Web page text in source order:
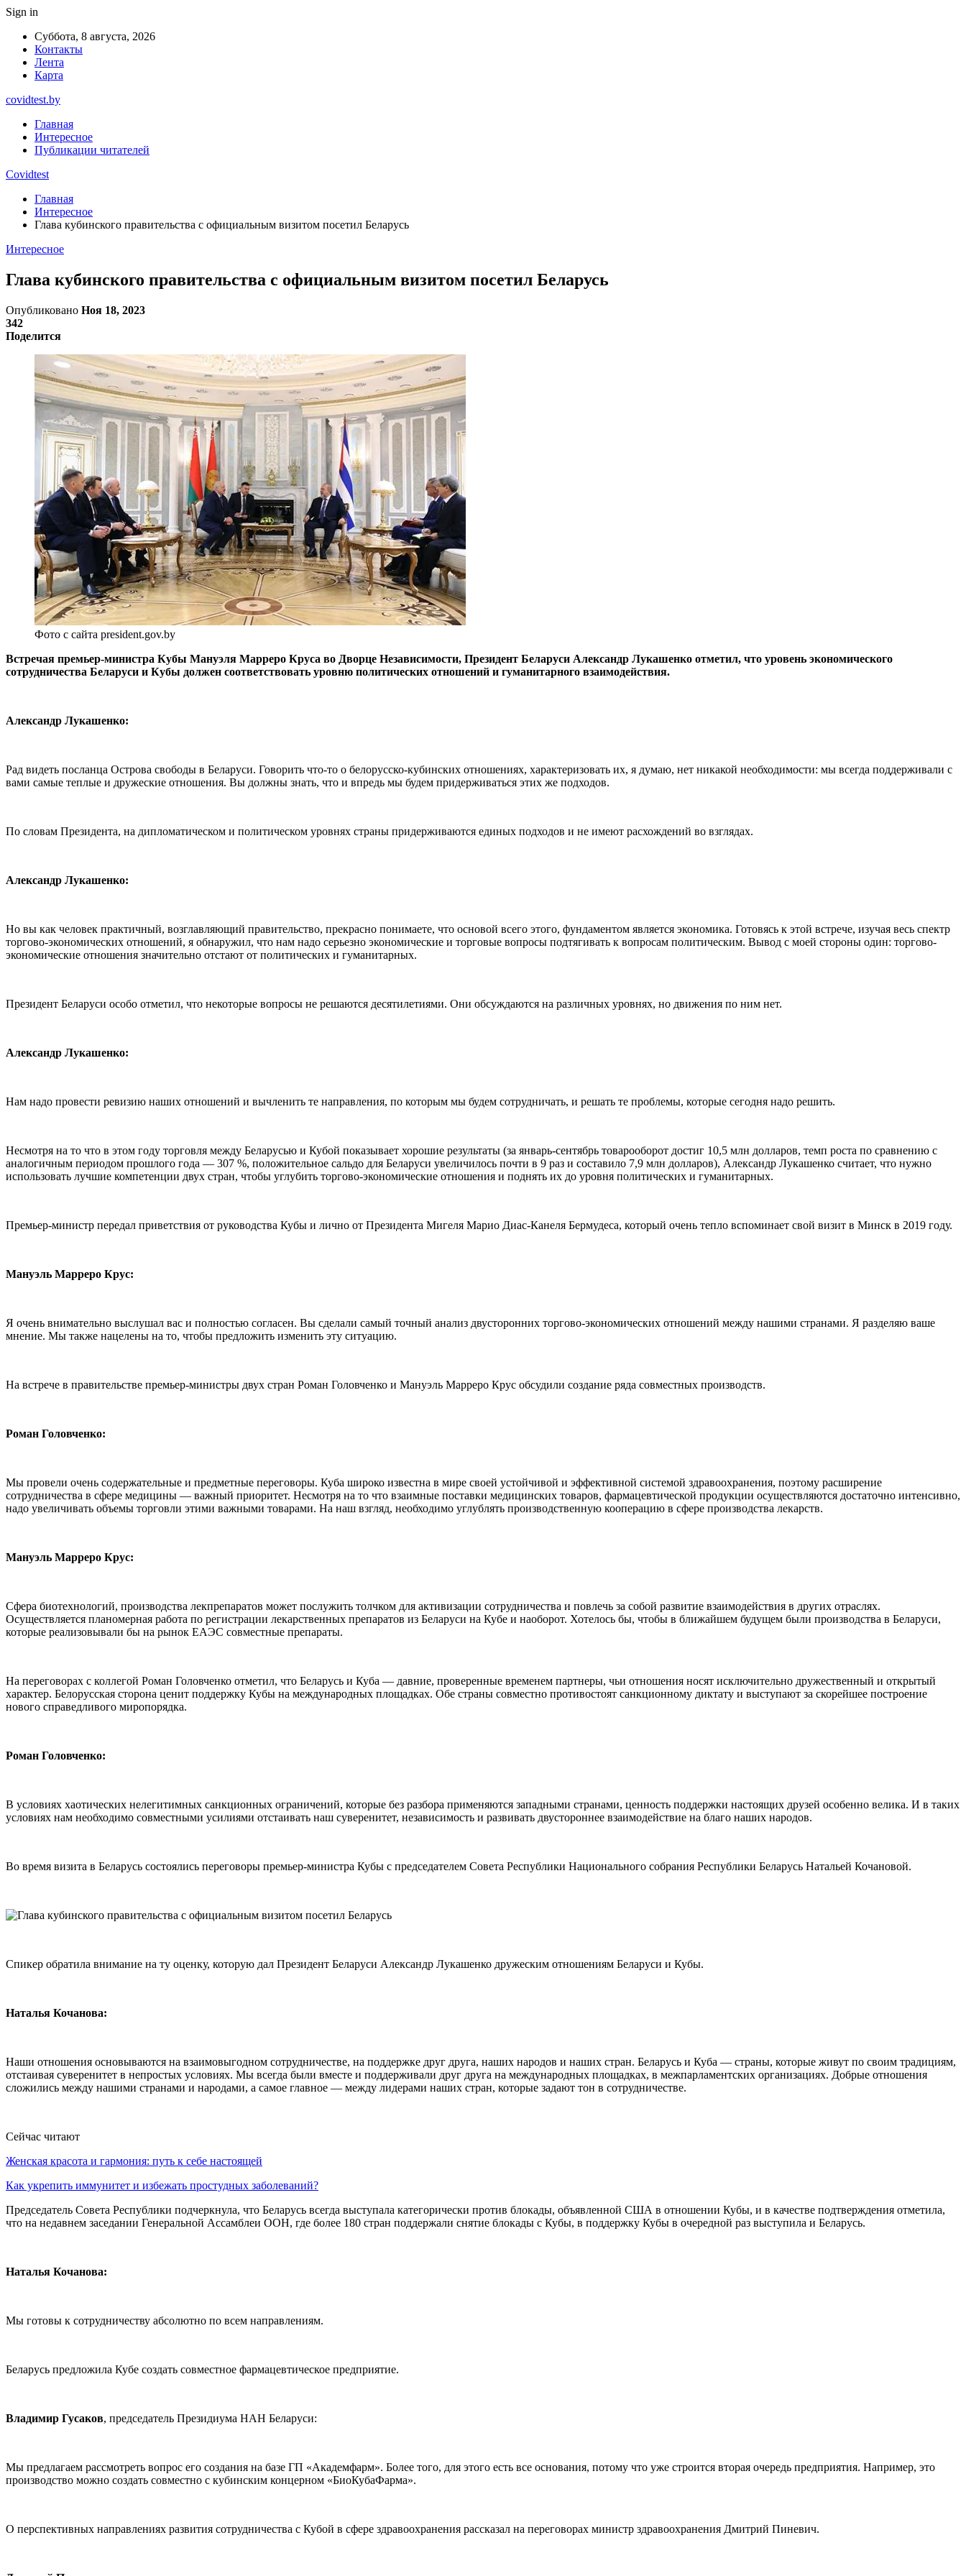
Sign in
Суббота, 8 августа, 2026
Контакты
Лента
Карта
covidtest.by
Главная
Интересное
Публикации читателей
Covidtest
Главная
Интересное
Глава кубинского правительства с официальным визитом посетил Беларусь
Интересное
Глава кубинского правительства с официальным визитом посетил Беларусь
Опубликовано Ноя 18, 2023
342
Поделится
Фото с сайта president.gov.by
Встречая премьер-министра Кубы Мануэля Марреро Круса во Дворце Независимости, Президент Беларуси Александр Лукашенко отметил, что уровень экономического
сотрудничества Беларуси и Кубы должен соответствовать уровню политических отношений и гуманитарного взаимодействия.
Александр Лукашенко:
Рад видеть посланца Острова свободы в Беларуси. Говорить что-то о белорусско-кубинских отношениях, характеризовать их, я думаю, нет никакой необходимости: мы всегда поддерживали с
вами самые теплые и дружеские отношения. Вы должны знать, что и впредь мы будем придерживаться этих же подходов.
По словам Президента, на дипломатическом и политическом уровнях страны придерживаются единых подходов и не имеют расхождений во взглядах.
Александр Лукашенко:
Но вы как человек практичный, возглавляющий правительство, прекрасно понимаете, что основой всего этого, фундаментом является экономика. Готовясь к этой встрече, изучая весь спектр
торгово-экономических отношений, я обнаружил, что нам надо серьезно экономические и торговые вопросы подтягивать к вопросам политическим. Вывод с моей стороны один: торгово-
экономические отношения значительно отстают от политических и гуманитарных.
Президент Беларуси особо отметил, что некоторые вопросы не решаются десятилетиями. Они обсуждаются на различных уровнях, но движения по ним нет.
Александр Лукашенко:
Нам надо провести ревизию наших отношений и вычленить те направления, по которым мы будем сотрудничать, и решать те проблемы, которые сегодня надо решить.
Несмотря на то что в этом году торговля между Беларусью и Кубой показывает хорошие результаты (за январь-сентябрь товарооборот достиг 10,5 млн долларов, темп роста по сравнению с
аналогичным периодом прошлого года — 307 %, положительное сальдо для Беларуси увеличилось почти в 9 раз и составило 7,9 млн долларов), Александр Лукашенко считает, что нужно
использовать лучшие компетенции двух стран, чтобы углубить торгово-экономические отношения и поднять их до уровня политических и гуманитарных.
Премьер-министр передал приветствия от руководства Кубы и лично от Президента Мигеля Марио Диас-Канеля Бермудеса, который очень тепло вспоминает свой визит в Минск в 2019 году.
Мануэль Марреро Крус:
Я очень внимательно выслушал вас и полностью согласен. Вы сделали самый точный анализ двусторонних торгово-экономических отношений между нашими странами. Я разделяю ваше
мнение. Мы также нацелены на то, чтобы предложить изменить эту ситуацию.
На встрече в правительстве премьер-министры двух стран Роман Головченко и Мануэль Марреро Крус обсудили создание ряда совместных производств.
Роман Головченко:
Мы провели очень содержательные и предметные переговоры. Куба широко известна в мире своей устойчивой и эффективной системой здравоохранения, поэтому расширение
сотрудничества в сфере медицины — важный приоритет. Несмотря на то что взаимные поставки медицинских товаров, фармацевтической продукции осуществляются достаточно интенсивно,
надо увеличивать объемы торговли этими важными товарами. На наш взгляд, необходимо углублять производственную кооперацию в сфере производства лекарств.
Мануэль Марреро Крус:
Сфера биотехнологий, производства лекпрепаратов может послужить толчком для активизации сотрудничества и повлечь за собой развитие взаимодействия в других отраслях.
Осуществляется планомерная работа по регистрации лекарственных препаратов из Беларуси на Кубе и наоборот. Хотелось бы, чтобы в ближайшем будущем были производства в Беларуси,
которые реализовывали бы на рынок ЕАЭС совместные препараты.
На переговорах с коллегой Роман Головченко отметил, что Беларусь и Куба — давние, проверенные временем партнеры, чьи отношения носят исключительно дружественный и открытый
характер. Белорусская сторона ценит поддержку Кубы на международных площадках. Обе страны совместно противостоят санкционному диктату и выступают за скорейшее построение
нового справедливого миропорядка.
Роман Головченко:
В условиях хаотических нелегитимных санкционных ограничений, которые без разбора применяются западными странами, ценность поддержки настоящих друзей особенно велика. И в таких
условиях нам необходимо совместными усилиями отстаивать наш суверенитет, независимость и развивать двустороннее взаимодействие на благо наших народов.
Во время визита в Беларусь состоялись переговоры премьер-министра Кубы с председателем Совета Республики Национального собрания Республики Беларусь Натальей Кочановой.
Спикер обратила внимание на ту оценку, которую дал Президент Беларуси Александр Лукашенко дружеским отношениям Беларуси и Кубы.
Наталья Кочанова:
Наши отношения основываются на взаимовыгодном сотрудничестве, на поддержке друг друга, наших народов и наших стран. Беларусь и Куба — страны, которые живут по своим традициям,
отстаивая суверенитет в непростых условиях. Мы всегда были вместе и поддерживали друг друга на международных площадках, в межпарламентских организациях. Добрые отношения
сложились между нашими странами и народами, а самое главное — между лидерами наших стран, которые задают тон в сотрудничестве.
Сейчас читают
Женская красота и гармония: путь к себе настоящей
Как укрепить иммунитет и избежать простудных заболеваний?
Председатель Совета Республики подчеркнула, что Беларусь всегда выступала категорически против блокады, объявленной США в отношении Кубы, и в качестве подтверждения отметила,
что на недавнем заседании Генеральной Ассамблеи ООН, где более 180 стран поддержали снятие блокады с Кубы, в поддержку Кубы в очередной раз выступила и Беларусь.
Наталья Кочанова:
Мы готовы к сотрудничеству абсолютно по всем направлениям.
Беларусь предложила Кубе создать совместное фармацевтическое предприятие.
Владимир Гусаков, председатель Президиума НАН Беларуси:
Мы предлагаем рассмотреть вопрос его создания на базе ГП «Академфарм». Более того, для этого есть все основания, потому что уже строится вторая очередь предприятия. Например, это
производство можно создать совместно с кубинским концерном «БиоКубаФарма».
О перспективных направлениях развития сотрудничества с Кубой в сфере здравоохранения рассказал на переговорах министр здравоохранения Дмитрий Пиневич.